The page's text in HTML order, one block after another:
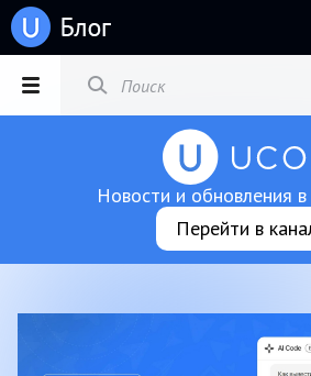
РАЗДЕЛЫ
Новости и обновления в
Перейти в